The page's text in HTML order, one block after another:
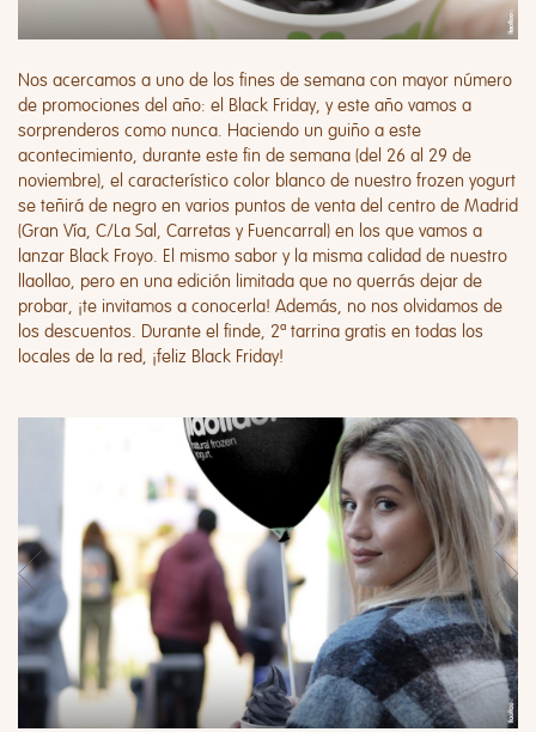
Nos acercamos a uno de los fines de semana con mayor número
de promociones del año: el Black Friday, y este año vamos a
sorprenderos como nunca. Haciendo un guiño a este
acontecimiento, durante este fin de semana (del 26 al 29 de
noviembre), el característico color blanco de nuestro frozen yogurt
se teñirá de negro en varios puntos de venta del centro de Madrid
(Gran Vía, C/La Sal, Carretas y Fuencarral) en los que vamos a
lanzar Black Froyo. El mismo sabor y la misma calidad de nuestro
llaollao, pero en una edición limitada que no querrás dejar de
probar, ¡te invitamos a conocerla! Además, no nos olvidamos de
los descuentos. Durante el finde, 2ª tarrina gratis en todas los
locales de la red, ¡feliz Black Friday!